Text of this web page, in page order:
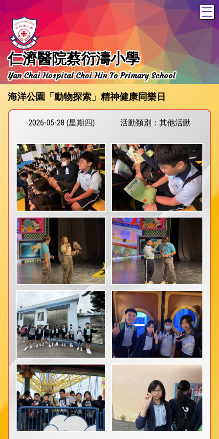
仁濟醫院蔡衍濤小學
Yan Chai Hospital Choi Hin To Primary School
海洋公園「動物探索」精神健康同樂日
2026-05-28 (星期四) 活動類別：其他活動